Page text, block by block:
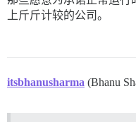
上斤斤计较的公司。
itsbhanusharma (Bhanu